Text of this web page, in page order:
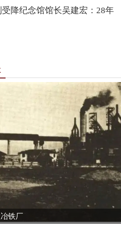
降纪念馆馆长吴建宏：28年
铁厂